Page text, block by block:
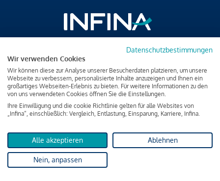
Brixner Straße 2/4
6020 Innsbruck
T+43 512 584380
office@infina.at
Impressum
Datenschutz & Cookies
Datenschutzbestimmungen
Wir verwenden Cookies
Wir können diese zur Analyse unserer Besucherdaten platzieren, um unsere
Webseite zu verbessern, personalisierte Inhalte anzuzeigen und Ihnen ein
großartiges Webseiten-Erlebnis zu bieten. Für weitere Informationen zu den
von uns verwendeten Cookies öffnen Sie die Einstellungen.
Ihre Einwilligung und die cookie Richtlinie gelten für alle Websites von
„Infina“, einschließlich: Vergleich, Entlastung, Einsparung, Karriere, Infina.
Alle akzeptieren Ablehnen
Nein, anpassen